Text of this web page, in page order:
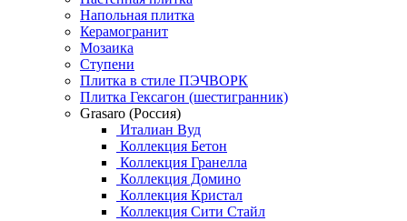
Напольная плитка
Керамогранит
Мозаика
Ступени
Плитка в стиле ПЭЧВОРК
Плитка Гексагон (шестигранник)
Grasaro (Россия)
Италиан Вуд
Коллекция Бетон
Коллекция Гранелла
Коллекция Домино
Коллекция Кристал
Коллекция Сити Стайл